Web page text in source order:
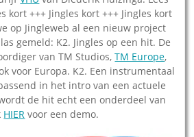
kort +++ Jingles kort +++ Jingles kort
op Jingleweb al een nieuw project
gemeld: K2. Jingles op een hit. De
van TM Studios,TM Europe,
voor Europa. K2. Een instrumentaal
in het intro van een actuele
de hit echt een onderdeel van
HIER voor een demo.